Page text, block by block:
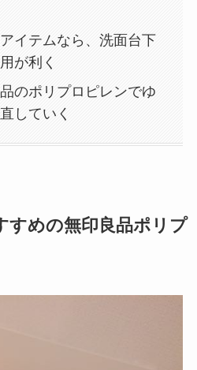
イテムなら、洗面台下
が利く
のポリプロピレンでゆ
していく
すめの無印良品ポリプ